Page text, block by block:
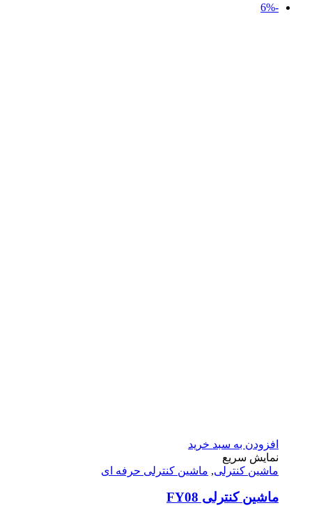
-6%
افزودن به سبد خرید
نمایش سریع
ماشین کنترلی, ماشین کنترلی حرفه ای
ماشین کنترلی FY08